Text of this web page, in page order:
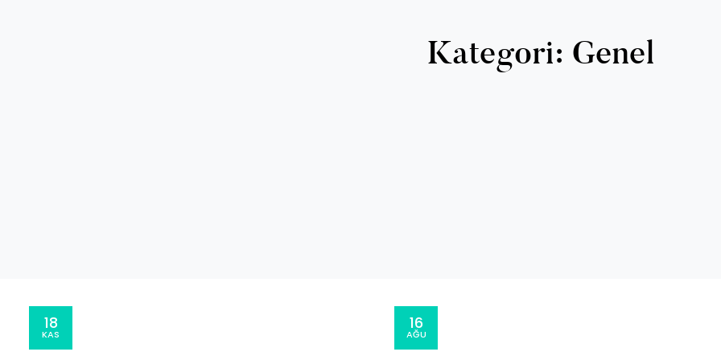
Kategori: Genel
18
KAS
16
AĞU